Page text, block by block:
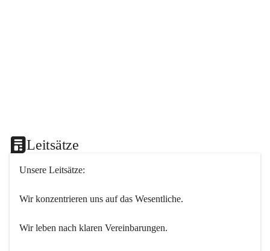
Leitsätze
Unsere Leitsätze:
Wir konzentrieren uns auf das Wesentliche.
Wir leben nach klaren Vereinbarungen.